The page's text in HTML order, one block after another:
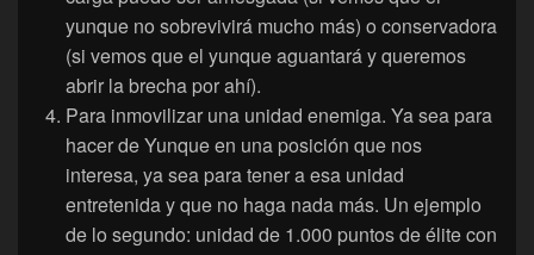
yunque no sobrevivirá mucho más) o conservadora
(si vemos que el yunque aguantará y queremos
abrir la brecha por ahí).
Para inmovilizar una unidad enemiga. Ya sea para
hacer de Yunque en una posición que nos
interesa, ya sea para tener a esa unidad
entretenida y que no haga nada más. Un ejemplo
de lo segundo: unidad de 1.000 puntos de élite con